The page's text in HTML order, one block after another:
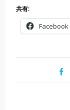
共有:
Facebook